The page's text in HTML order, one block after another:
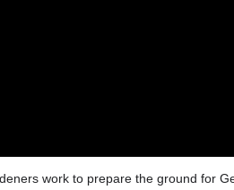
work to prepare the ground for